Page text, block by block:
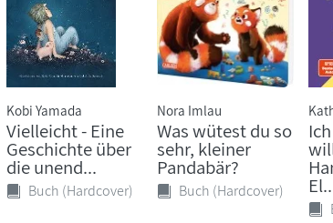
Kobi Yamada
Vielleicht - Eine
Geschichte über
die unend...
Buch (Hardcover)
Nora Imlau
Was wütest du so
sehr, kleiner
Pandabär?
Buch (Hardcover)